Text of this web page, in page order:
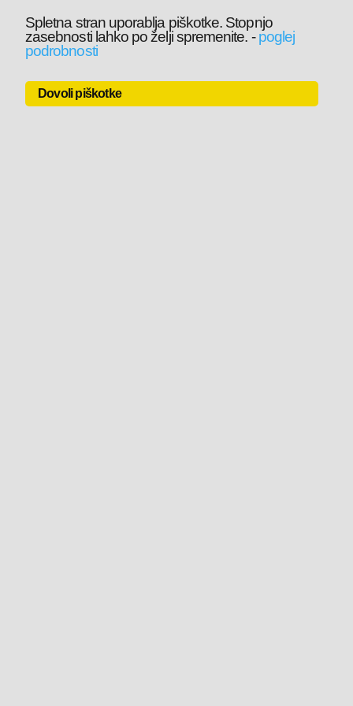
Spletna stran uporablja piškotke. Stopnjo
zasebnosti lahko po želji spremenite. -poglej
podrobnosti
Dovoli piškotke